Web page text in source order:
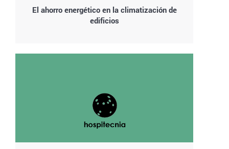
El ahorro energético en la climatización de
edificios